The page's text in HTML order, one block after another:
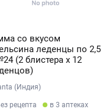
со вкусом
леденцы по 2,5
(2 блистера х 12
(Индия)
рецепта в 3 аптеках